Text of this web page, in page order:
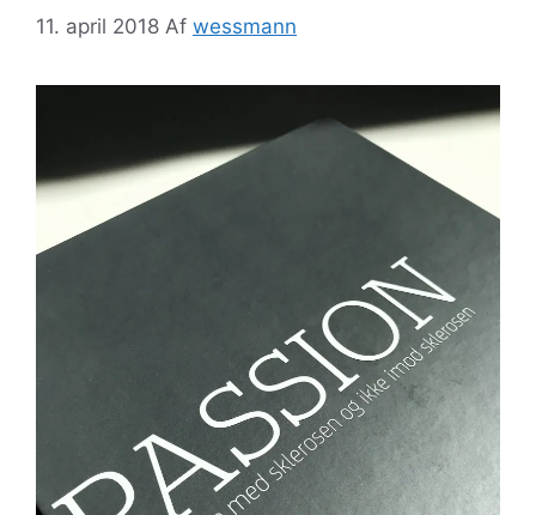
11. april 2018 Af wessmann